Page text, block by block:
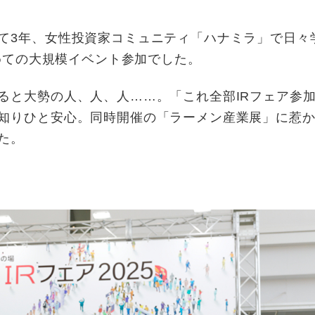
年、女性投資家コミュニティ「ハナミラ」で日々
の大規模イベント参加でした。
大勢の人、人、人……。「これ全部IRフェア参
りひと安心。同時開催の「ラーメン産業展」に惹
。